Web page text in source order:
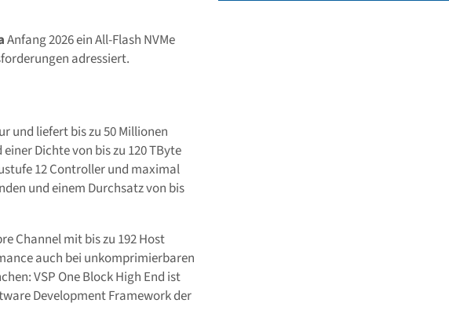
Anfang 2026 ein All-Flash NVMe
adressiert.
und liefert bis zu 50 Millionen
Dichte von bis zu 120 TByte
12 Controller und maximal
und einem Durchsatz von bis
Channel mit bis zu 192 Host
auch bei unkomprimierbaren
VSP One Block High End ist
Development Framework der